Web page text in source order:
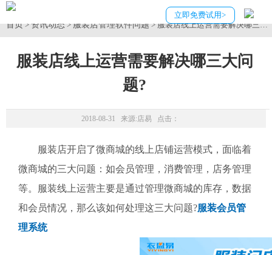
立即免费试用>
首页>资讯动态>服装店管理软件问题> 服装店线上运营需要解决哪三大
服装店线上运营需要解决哪三大问
题?
2018-08-31 来源:店易 点击：
服装店开启了微商城的线上店铺运营模式，面临着
微商城的三大问题：如会员管理，消费管理，店务管理
等。服装线上运营主要是通过管理微商城的库存，数据
和会员情况，那么该如何处理这三大问题?服装会员管
理系统